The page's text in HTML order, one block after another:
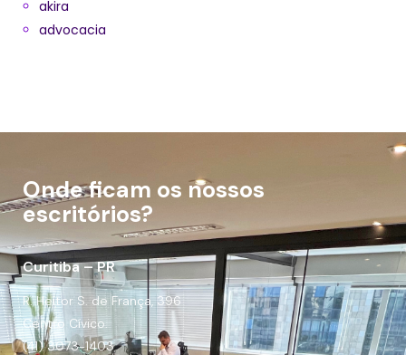
akira
advocacia
Onde ficam os nossos
escritórios?
Curitiba – PR
R. Heitor S. de França, 396
Centro Cívico.
(41) 3073-1403